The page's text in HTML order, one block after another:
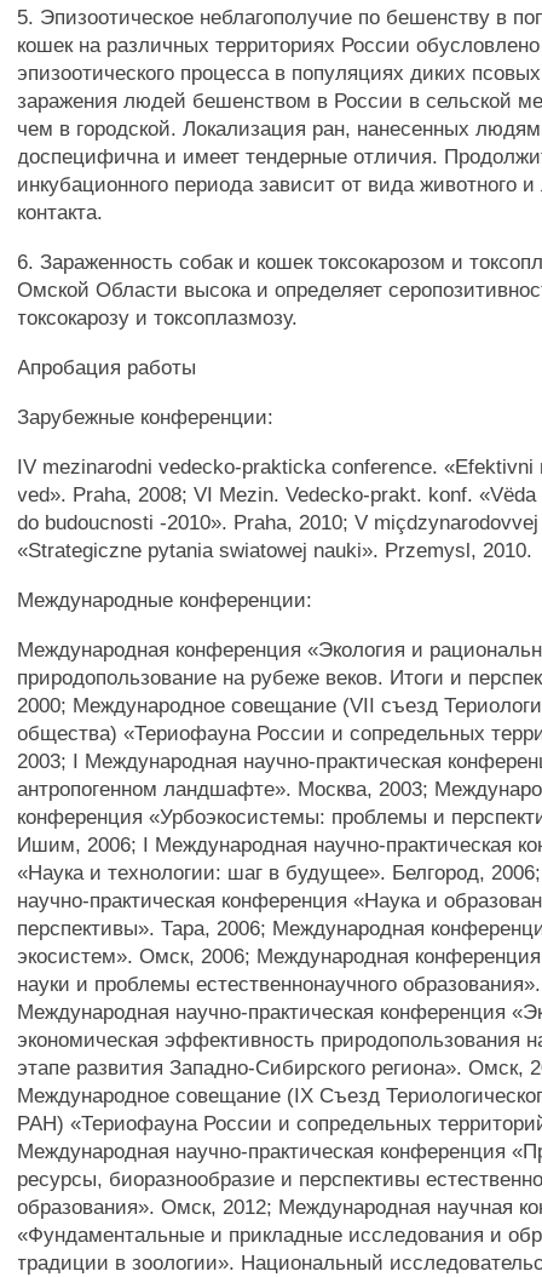
5. Эпизоотическое неблагополучие по бешенству в
кошек на различных территориях России
эпизоотического процесса в популяциях диких
заражения людей бешенством в России в сельской
чем в городской. Локализация ран, нанесенных
доспецифична и имеет тендерные отличия.
инкубационного периода зависит от вида животного
контакта.
6. Зараженность собак и кошек токсокарозом и
Омской Области высока и определяет
токсокарозу и токсоплазмозу.
Апробация работы
Зарубежные конференции:
IV mezinarodni vedecko-prakticka conference. «Efektivni
ved». Praha, 2008; VI Mezin. Vedecko-prakt. konf.
do budoucnosti -2010». Praha, 2010; V
«Strategiczne pytania swiatowej nauki». Przemysl, 2010.
Международные конференции:
Международная конференция «Экология и
природопользование на рубеже веков. Итоги и
2000; Международное совещание (VII съезд
общества) «Териофауна России и сопредельных
2003; I Международная научно-практическая
антропогенном ландшафте». Москва, 2003;
конференция «Урбоэкосистемы: проблемы и
Ишим, 2006; I Международная научно-практическая
«Наука и технологии: шаг в будущее». Белгород,
научно-практическая конференция «Наука и
перспективы». Тара, 2006; Международная
экосистем». Омск, 2006; Международная
науки и проблемы естественнонаучного
Международная научно-практическая конференция
экономическая эффективность природопользования
этапе развития Западно-Сибирского региона». Омск,
Международное совещание (IX Съезд
РАН) «Териофауна России и сопредельных
Международная научно-практическая конференция
ресурсы, биоразнообразие и перспективы
образования». Омск, 2012; Международная научная
«Фундаментальные и прикладные исследования и
традиции в зоологии». Национальный